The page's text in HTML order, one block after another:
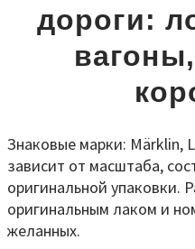
дороги:
Знаковые марки: Märklin,
зависит от масштаба,
оригинальной упаковки.
оригинальным лаком и
желанных.